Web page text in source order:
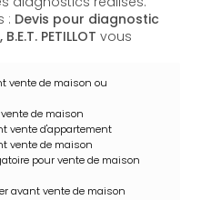
: Devis pour diagnostic
PETILLOT vous
vente de maison ou
de maison
vente d'appartement
vente de maison
pour vente de maison
avant vente de maison